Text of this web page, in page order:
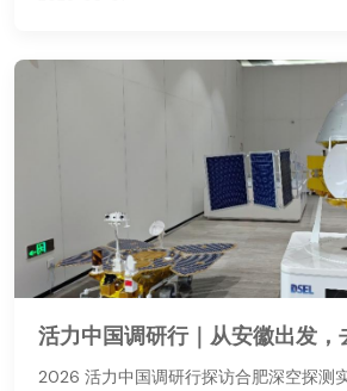
活力中国调研行｜从安徽出发，
2026 活力中国调研行探访合肥深空探测